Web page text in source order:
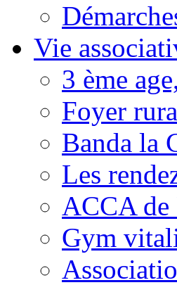
Vie
3 ème
Foyer
Banda la
Les
ACCA de
Gym